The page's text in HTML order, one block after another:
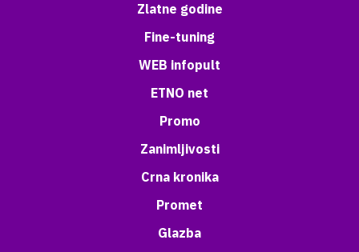
Zlatne godine
Fine-tuning
WEB infopult
ETNO net
Promo
Zanimljivosti
Crna kronika
Promet
Glazba